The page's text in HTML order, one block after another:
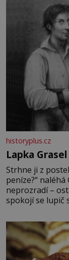
historyplus.cz
Lapka
Strhne ji z
peníze?“
neprozradí –
spokojí se lupič
krutý. Jeho činy